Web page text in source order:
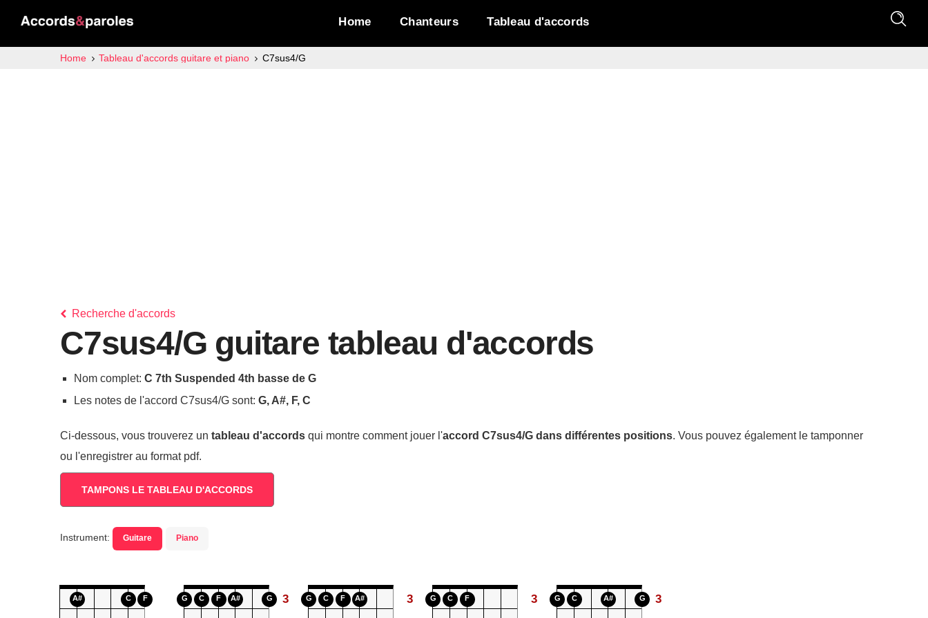
Home Chanteurs Tableau d'accords
Home Tableau d'accords guitare et piano C7sus4/G
Recherche d'accords
C7sus4/G guitare tableau d'accords
Nom complet: C 7th Suspended 4th basse de G
Les notes de l'accord C7sus4/G sont: G, A#, F, C
Ci-dessous, vous trouverez un tableau d'accords qui montre comment jouer l'accord C7sus4/G dans différentes positions. Vous pouvez également le tamponner
ou l'enregistrer au format pdf.
TAMPONS LE TABLEAU D'ACCORDS
Instrument: Guitare Piano
A# C F G C F A# G 3 G C F A# 3 G C F 3 G C A# G 3